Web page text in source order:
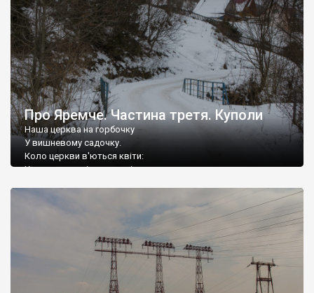
Про Яремче. Частина третя. Куполи
Наша церква на горбочку
У вишневому садочку.
Коло церкви в'ються квіти:
Ходять старші, ходять діти.